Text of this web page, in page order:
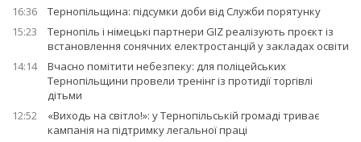
16:36
Тернопільщина: підсумки доби від Служби порятунку
15:23
Тернопіль і німецькі партнери GIZ реалізують проєкт із
встановлення сонячних електростанцій у закладах освіти
14:14
Вчасно помітити небезпеку: для поліцейських
Тернопільщини провели тренінг із протидії торгівлі
дітьми
12:52
«Виходь на світло!»: у Тернопільській громаді триває
кампанія на підтримку легальної праці